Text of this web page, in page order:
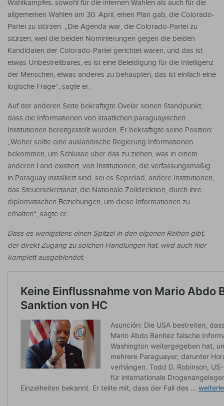
Wahlkampfes, sowohl für die internen Wahlen als auch für die
allgemeinen Wahlen am 30. April, einen Plan gab, die Colorado-
Partei zu stürzen. „Die Agenda war, die Colorado-Partei zu
stürzen, weil die beiden Nominierungen gegen die beiden
Kandidaten der Colorado-Partei gerichtet waren, und das ist
etwas Unbestreitbares, es ist eine Beleidigung für die Intelligenz
der Menschen, etwas anderes zu behaupten, das ist einfach eine
logische Frage“, sagte er.
Auf der anderen Seite bekräftigte Ovelar seinen Standpunkt,
dass die Informationen von staatlichen paraguayischen
Institutionen bereitgestellt wurden. Er bekräftigte seine Position:
„Woher sollte eine ausländische Regierung Informationen
bekommen, um Schlüsse über das zu ziehen, was in einem
anderen Land existiert, von Institutionen, die verfassungsmäßig
in Paraguay installiert sind, sei es Seprelad, andere Institutionen,
das Steuersekretariat, die Nationale Zolldirektion, durch ihre
diplomatischen Beziehungen, um diese Informationen zu
erhalten“, sagte er.
Dass es wenigstens einen Spitzel in den eigenen Reihen gibt,
der direkt Zugang zu solchen Handlungen hat, wird auch hier
komplett ausgeblendet.